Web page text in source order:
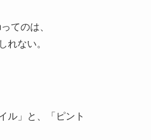
てのは、
ない。
ル」と、「ピント